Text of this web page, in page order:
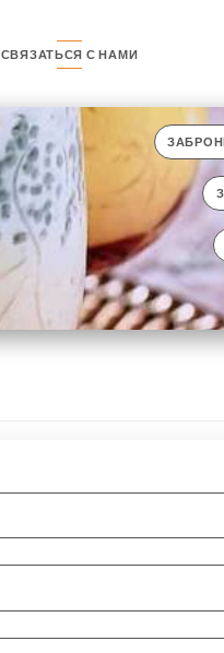
СВЯЗАТЬСЯ С НАМИ